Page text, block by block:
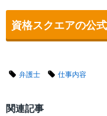
資格スクエアの公
弁護士 仕事内容
関連記事